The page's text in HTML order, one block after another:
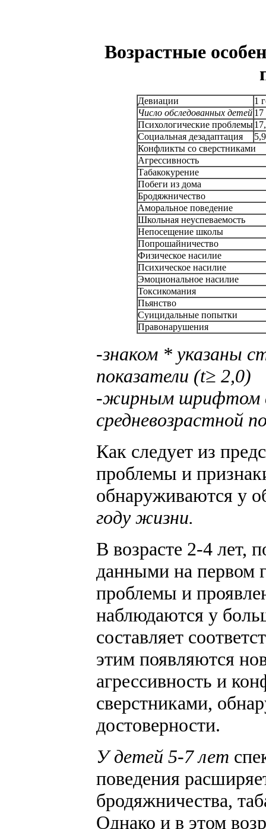
Возрастные
Девиации
1
Число обследованных детей 17
Психологические проблемы
Социальная дезадаптация
Конфликты со сверстниками
Агрессивность
Табакокурение
Побеги из дома
Бродяжничество
Аморальное поведение
Школьная неуспеваемость
Непосещение школы
Попрошайничество
Физическое насилие
Психическое насилие
Эмоциональное насилие
Токсикомания
Пьянство
Суицидальные попытки
Правонарушения
-знаком * указаны
показатели (t≥ 2,0)
-жирным шрифтом
средневозрастной
Как следует из
проблемы и
обнаруживаются у
году жизни.
В возрасте 2-4 лет,
данными на первом
проблемы и
наблюдаются у
составляет
этим появляются
агрессивность и
сверстниками,
достоверности.
У детей 5-7 лет
поведения
бродяжничества,
Однако и в этом